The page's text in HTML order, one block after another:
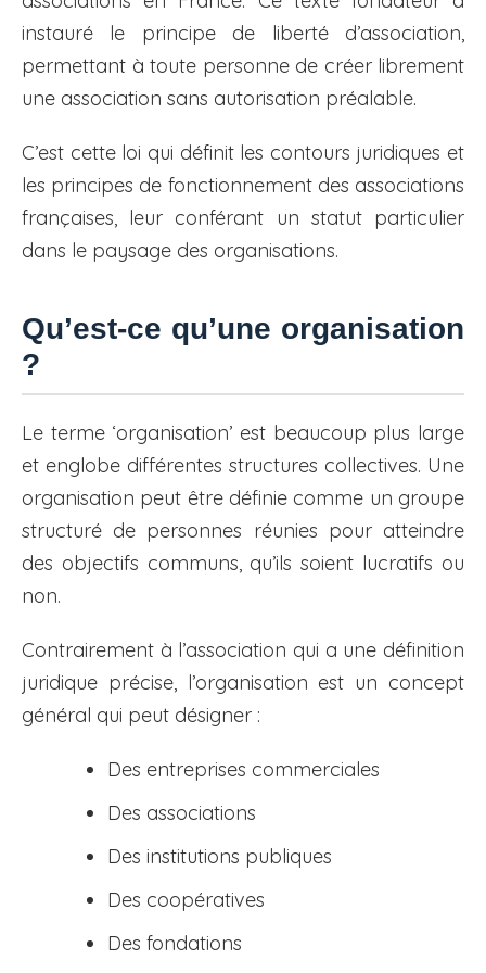
instauré le principe de liberté d’association,
permettant à toute personne de créer librement
une association sans autorisation préalable.
C’est cette loi qui définit les contours juridiques et
les principes de fonctionnement des associations
françaises, leur conférant un statut particulier
dans le paysage des organisations.
Qu’est-ce qu’une organisation
?
Le terme ‘organisation’ est beaucoup plus large
et englobe différentes structures collectives. Une
organisation peut être définie comme un groupe
structuré de personnes réunies pour atteindre
des objectifs communs, qu’ils soient lucratifs ou
non.
Contrairement à l’association qui a une définition
juridique précise, l’organisation est un concept
général qui peut désigner :
Des entreprises commerciales
Des associations
Des institutions publiques
Des coopératives
Des fondations